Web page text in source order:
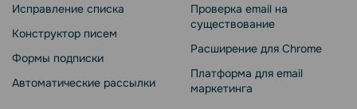
Исправление списка
Конструктор писем
Формы подписки
Автоматические рассылки
Проверка email на
существование
Расширение для Chrome
Платформа для email
маркетинга